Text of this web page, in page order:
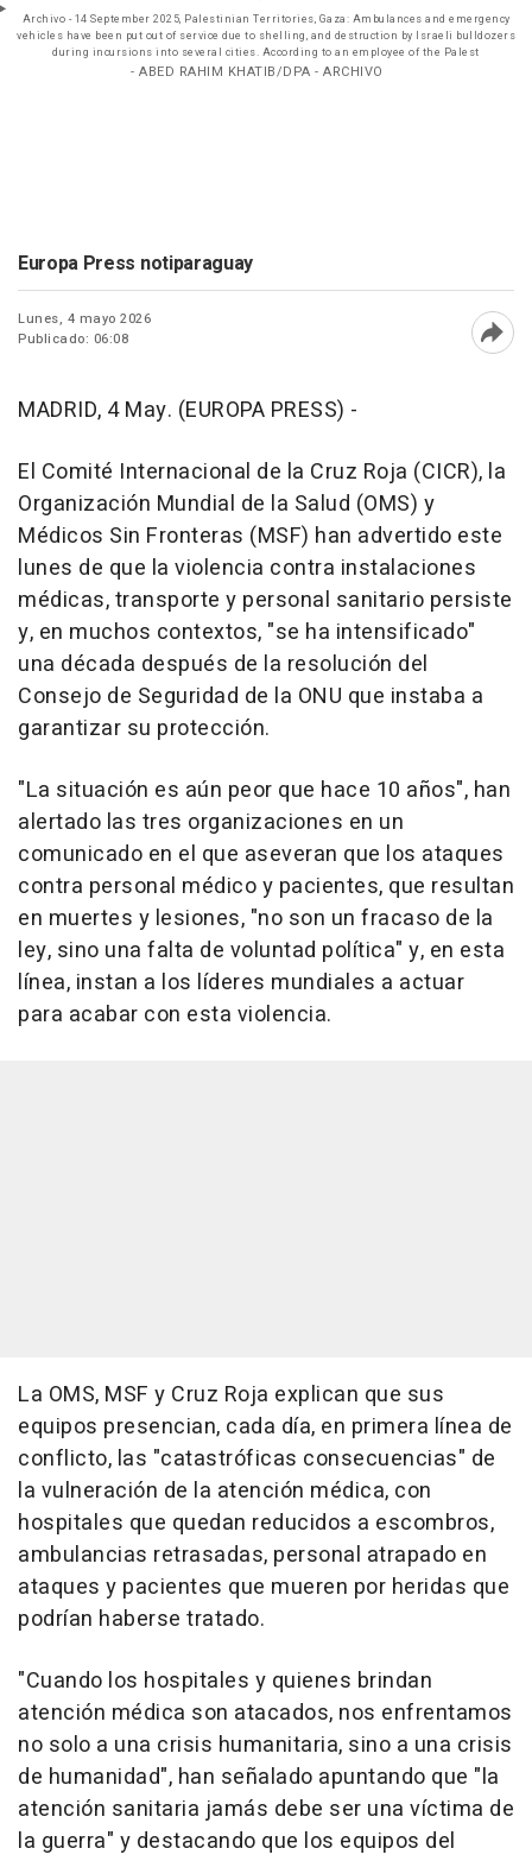
Archivo - 14 September 2025, Palestinian Territories, Gaza: Ambulances and emergency
vehicles have been put out of service due to shelling, and destruction by Israeli bulldozers
during incursions into several cities. According to an employee of the Palest
- ABED RAHIM KHATIB/DPA - ARCHIVO
Europa Press notiparaguay
Lunes, 4 mayo 2026
Publicado: 06:08
MADRID, 4 May. (EUROPA PRESS) -
El Comité Internacional de la Cruz Roja (CICR), la
Organización Mundial de la Salud (OMS) y
Médicos Sin Fronteras (MSF) han advertido este
lunes de que la violencia contra instalaciones
médicas, transporte y personal sanitario persiste
y, en muchos contextos, "se ha intensificado"
una década después de la resolución del
Consejo de Seguridad de la ONU que instaba a
garantizar su protección.
"La situación es aún peor que hace 10 años", han
alertado las tres organizaciones en un
comunicado en el que aseveran que los ataques
contra personal médico y pacientes, que resultan
en muertes y lesiones, "no son un fracaso de la
ley, sino una falta de voluntad política" y, en esta
línea, instan a los líderes mundiales a actuar
para acabar con esta violencia.
La OMS, MSF y Cruz Roja explican que sus
equipos presencian, cada día, en primera línea de
conflicto, las "catastróficas consecuencias" de
la vulneración de la atención médica, con
hospitales que quedan reducidos a escombros,
ambulancias retrasadas, personal atrapado en
ataques y pacientes que mueren por heridas que
podrían haberse tratado.
"Cuando los hospitales y quienes brindan
atención médica son atacados, nos enfrentamos
no solo a una crisis humanitaria, sino a una crisis
de humanidad", han señalado apuntando que "la
atención sanitaria jamás debe ser una víctima de
la guerra" y destacando que los equipos del